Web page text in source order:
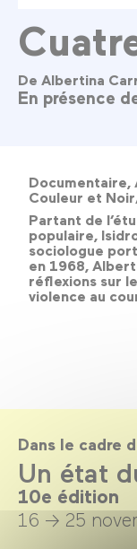
De Albertina
En présence
Documentaire,
Couleur et
Partant de
populaire,
sociologue
en 1968,
réflexions sur
violence au
Dans le cadre
Un état
10e édition
16 → 25